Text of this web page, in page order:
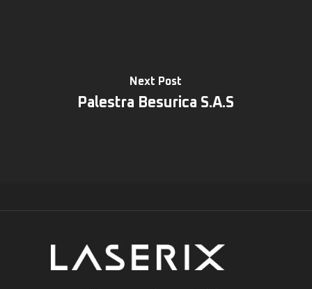
Next Post
Palestra Besurica S.A.S